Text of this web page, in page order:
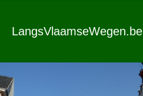
LangsVlaamseWegen.be